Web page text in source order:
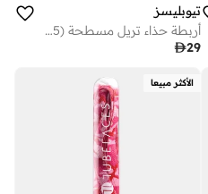
تيوبليسز
أربطة حذاء تريل مسطحة (5 قطع)
29
الأكثر مبيعا